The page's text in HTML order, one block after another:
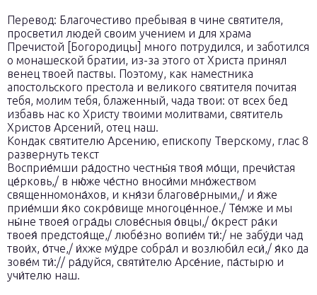
Перевод: Благочестиво пребывая в чине святителя,
просветил людей своим учением и для храма
Пречистой [Богородицы] много потрудился, и заботился
о монашеской братии, из-за этого от Христа принял
венец твоей паствы. Поэтому, как наместника
апостольского престола и великого святителя почитая
тебя, молим тебя, блаженный, чада твои: от всех бед
избавь нас ко Христу твоими молитвами, святитель
Христов Арсений, отец наш.
Кондак святителю Арсению, епископу Тверскому, глас 8
развернуть текст
Восприе́мши ра́достно честны́я твоя́ мо́щи, пречи́стая
це́рковь,/ в ню́же че́стно вноси́ми мно́жеством
священномона́хов, и кня́зи благове́рными,/ и я́же
прие́мши я́ко сокро́вище многоце́нное./ Те́мже и мы
ны́не твоея́ огра́ды слове́сныя о́вцы,/ о́крест ра́ки
твоея́ предстоя́ще,/ любе́зно вопие́м ти́:/ не забу́ди чад
твои́х, о́тче,/ и́хже му́дре собра́л и возлюби́л еси́,/ я́ко да
зове́м ти́:// ра́дуйся, святи́телю Арсе́ние, па́стырю и
учи́телю наш.